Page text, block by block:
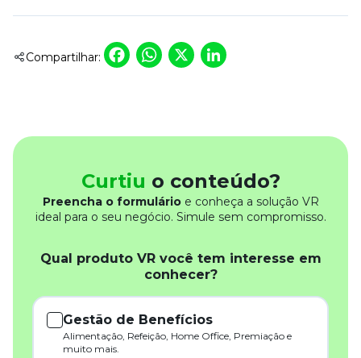
Compartilhar: Facebook
WhatsApp
X
Curtiu o conteúdo?
Preencha o formulárioe conheça a solução VR
ideal para o seu negócio. Simule sem compromisso.
Qual produto VR você tem interesse em
conhecer?
Gestão de Benefícios
Alimentação, Refeição, Home Office, Premiação e
muito mais.